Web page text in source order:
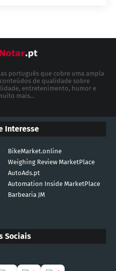
português que cobre uma ampla
de qualidade sobre
entretenimento, humor e
mais...
Interesse
BikeMarket.online
Weighing Review MarketPlace
AutoAds.pt
Automation Inside MarketPlace
Barbearia JM
Sociais